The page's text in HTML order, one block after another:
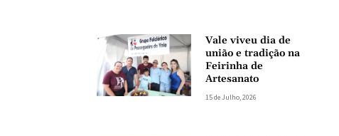
Vale viveu dia de
união e tradição na
Feirinha de
Artesanato
15 de Julho, 2026